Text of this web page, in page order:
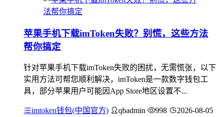
苹果手机下载imToken失败？别慌，这些方法
帮你搞定
针对苹果手机下载imToken失败的困扰，无需慌张，以下
实用方法可帮您顺利解决，imToken是一款数字钱包工
具，部分苹果用户可能因App Store地区设置不...
imtoken钱包(中国官方) qbadmin 998 2026-08-05